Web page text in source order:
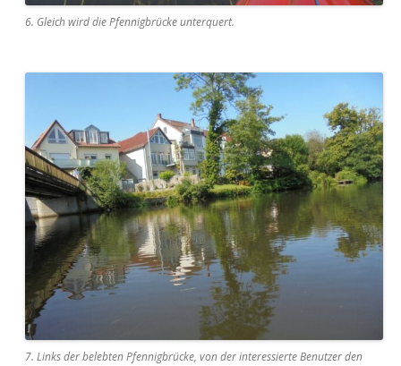
6. Gleich wird die Pfennigbrücke unterquert.
7. Links der belebten Pfennigbrücke, von der interessierte Benutzer den